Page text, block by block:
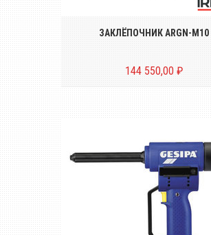
ЗАКЛЁПОЧНИК ARGN-M10
144 550,00 ₽